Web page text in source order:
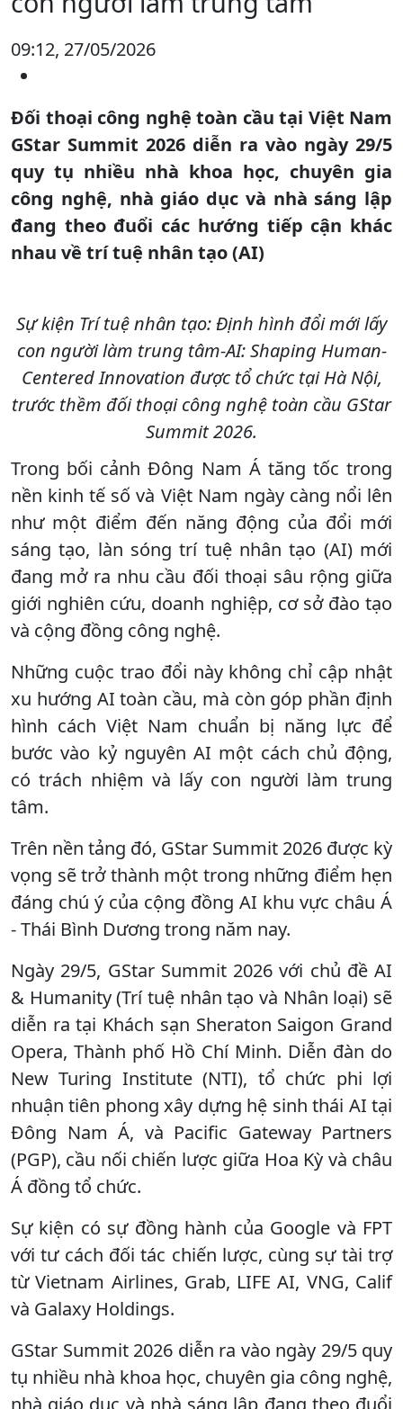
09:12, 27/05/2026
Đối thoại công nghệ toàn cầu tại Việt Nam
GStar Summit 2026 diễn ra vào ngày 29/5
quy tụ nhiều nhà khoa học, chuyên gia
công nghệ, nhà giáo dục và nhà sáng lập
đang theo đuổi các hướng tiếp cận khác
nhau về trí tuệ nhân tạo (AI)
Sự kiện Trí tuệ nhân tạo: Định hình đổi mới lấy
con người làm trung tâm-AI: Shaping Human-
Centered Innovation được tổ chức tại Hà Nội,
trước thềm đối thoại công nghệ toàn cầu GStar
Summit 2026.
Trong bối cảnh Đông Nam Á tăng tốc trong
nền kinh tế số và Việt Nam ngày càng nổi lên
như một điểm đến năng động của đổi mới
sáng tạo, làn sóng trí tuệ nhân tạo (AI) mới
đang mở ra nhu cầu đối thoại sâu rộng giữa
giới nghiên cứu, doanh nghiệp, cơ sở đào tạo
và cộng đồng công nghệ.
Những cuộc trao đổi này không chỉ cập nhật
xu hướng AI toàn cầu, mà còn góp phần định
hình cách Việt Nam chuẩn bị năng lực để
bước vào kỷ nguyên AI một cách chủ động,
có trách nhiệm và lấy con người làm trung
tâm.
Trên nền tảng đó, GStar Summit 2026 được kỳ
vọng sẽ trở thành một trong những điểm hẹn
đáng chú ý của cộng đồng AI khu vực châu Á
- Thái Bình Dương trong năm nay.
Ngày 29/5, GStar Summit 2026 với chủ đề AI
& Humanity (Trí tuệ nhân tạo và Nhân loại) sẽ
diễn ra tại Khách sạn Sheraton Saigon Grand
Opera, Thành phố Hồ Chí Minh. Diễn đàn do
New Turing Institute (NTI), tổ chức phi lợi
nhuận tiên phong xây dựng hệ sinh thái AI tại
Đông Nam Á, và Pacific Gateway Partners
(PGP), cầu nối chiến lược giữa Hoa Kỳ và châu
Á đồng tổ chức.
Sự kiện có sự đồng hành của Google và FPT
với tư cách đối tác chiến lược, cùng sự tài trợ
từ Vietnam Airlines, Grab, LIFE AI, VNG, Calif
và Galaxy Holdings.
GStar Summit 2026 diễn ra vào ngày 29/5 quy
tụ nhiều nhà khoa học, chuyên gia công nghệ,
nhà giáo dục và nhà sáng lập đang theo đuổi